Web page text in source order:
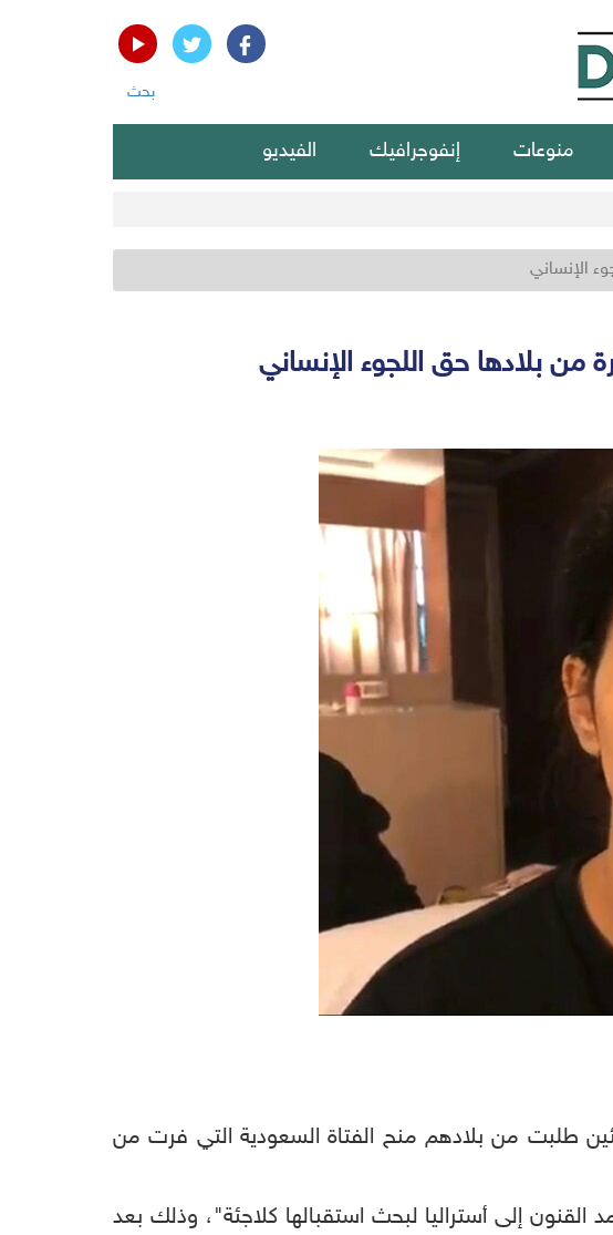
بحث
منوعات إنفوجرافيك الفيديو
الإنساني
من بلادها حق اللجوء الإنساني
طلبت من بلادهم منح الفتاة السعودية التي فرت من
إلى أستراليا لبحث استقبالها كلاجئة"، وذلك بعد